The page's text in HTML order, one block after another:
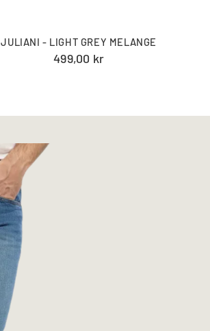
JULIANI - LIGHT GREY MELANGE
499,00 kr